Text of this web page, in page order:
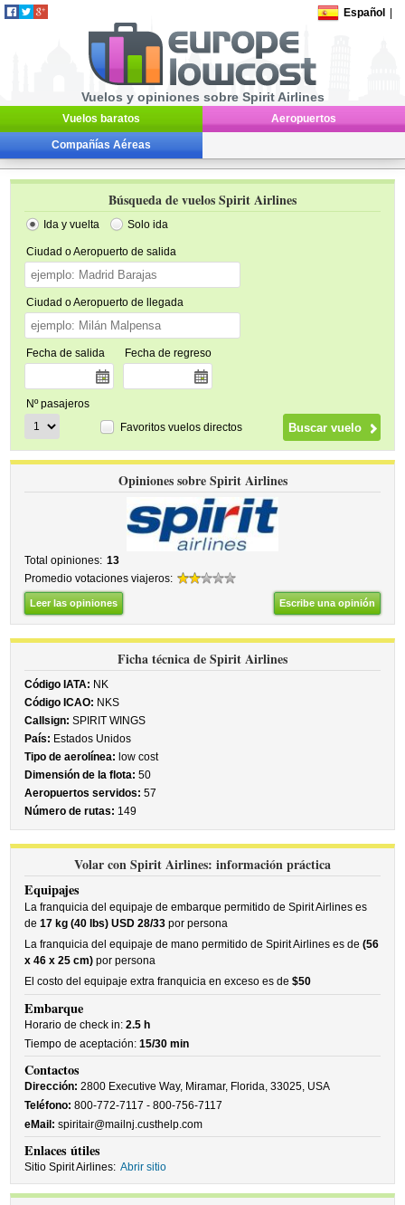
Español
Vuelos y opiniones sobre Spirit Airlines
Vuelos baratos Aeropuertos
Compañías Aéreas
Búsqueda de vuelos Spirit Airlines
Ida y vuelta Solo ida
Ciudad o Aeropuerto de salida
Ciudad o Aeropuerto de llegada
Fecha de salida Fecha de regreso
Nº pasajeros
Favoritos vuelos directos
Opiniones sobre Spirit Airlines
Total opiniones: 13
Promedio votaciones viajeros:
Leer las opiniones Escribe una opinión
Ficha técnica de Spirit Airlines
Código IATA: NK
Código ICAO: NKS
Callsign: SPIRIT WINGS
País: Estados Unidos
Tipo de aerolínea: low cost
Dimensión de la flota: 50
Aeropuertos servidos: 57
Número de rutas: 149
Volar con Spirit Airlines: información práctica
Equipajes
La franquicia del equipaje de embarque permitido de Spirit Airlines es
de17 kg (40 lbs) USD 28/33 por persona
La franquicia del equipaje de mano permitido de Spirit Airlines es de(56
x 46 x 25 cm) por persona
El costo del equipaje extra franquicia en exceso es de$50
Embarque
Horario de check in:2.5 h
Tiempo de aceptación:15/30 min
Contactos
Dirección: 2800 Executive Way, Miramar, Florida, 33025, USA
Teléfono: 800-772-7117 - 800-756-7117
eMail: spiritair@mailnj.custhelp.com
Enlaces útiles
Sitio Spirit Airlines: Abrir sitio